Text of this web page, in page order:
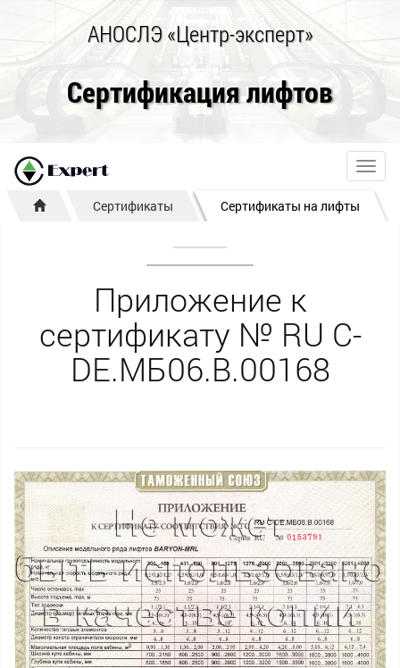
АНОСЛЭ «Центр-эксперт»
Сертификация лифтов
Сертификаты Сертификаты на лифты
Приложение к
сертификату № RU С-
DE.МБ06.B.00168